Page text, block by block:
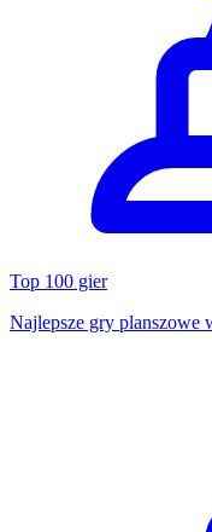
Top 100 gier
Najlepsze gry planszowe